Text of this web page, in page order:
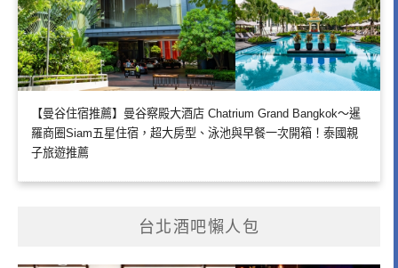
【曼谷住宿推薦】曼谷察殿大酒店 Chatrium Grand Bangkok～暹
羅商圈Siam五星住宿，超大房型、泳池與早餐一次開箱！泰國親
子旅遊推薦
台北酒吧懶人包